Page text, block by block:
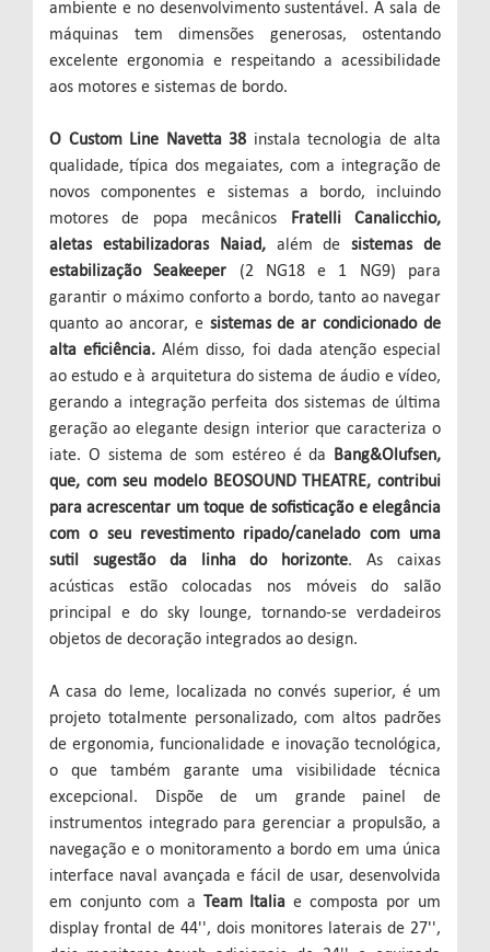
ambiente e no desenvolvimento sustentável. A sala de
máquinas tem dimensões generosas, ostentando
excelente ergonomia e respeitando a acessibilidade
aos motores e sistemas de bordo.
O Custom Line Navetta 38 instala tecnologia de alta
qualidade, típica dos megaiates, com a integração de
novos componentes e sistemas a bordo, incluindo
motores de popa mecânicos Fratelli Canalicchio,
aletas estabilizadoras Naiad,além desistemas de
estabilização Seakeeper (2 NG18 e 1 NG9) para
garantir o máximo conforto a bordo, tanto ao navegar
quanto ao ancorar, e sistemas de ar condicionado de
alta eficiência. Além disso, foi dada atenção especial
ao estudo e à arquitetura do sistema de áudio e vídeo,
gerando a integração perfeita dos sistemas de última
geração ao elegante design interior que caracteriza o
iate. O sistema de som estéreo é da Bang&Olufsen,
que, com seu modelo BEOSOUND THEATRE, contribui
para acrescentar um toque de sofisticação e elegância
com o seu revestimento ripado/canelado com uma
sutil sugestão da linha do horizonte. As caixas
acústicas estão colocadas nos móveis do salão
principal e do sky lounge, tornando-se verdadeiros
objetos de decoração integrados ao design.
A casa do leme, localizada no convés superior, é um
projeto totalmente personalizado, com altos padrões
de ergonomia, funcionalidade e inovação tecnológica,
o que também garante uma visibilidade técnica
excepcional. Dispõe de um grande painel de
instrumentos integrado para gerenciar a propulsão, a
navegação e o monitoramento a bordo em uma única
interface naval avançada e fácil de usar, desenvolvida
em conjunto com a Team Italiae composta por um
display frontal de 44'', dois monitores laterais de 27'',